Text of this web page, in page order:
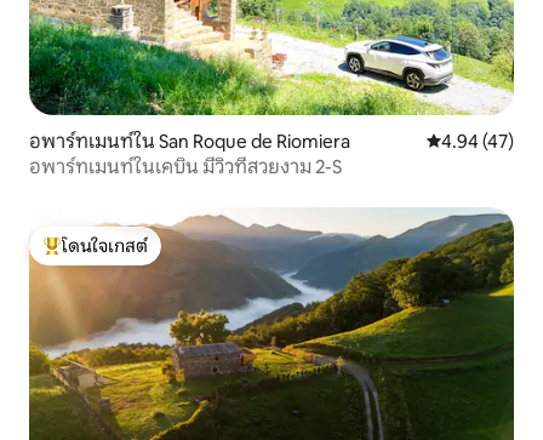
อพาร์ทเมนท์ใน San Roque de Riomiera คะแนนเฉลี่ย
4.94 (47)
อพาร์ทเมนท์ในเคบิน มีวิวที่สวยงาม 2-S
โดนใจเกสต์ที่สุด
โดนใจเกสต์